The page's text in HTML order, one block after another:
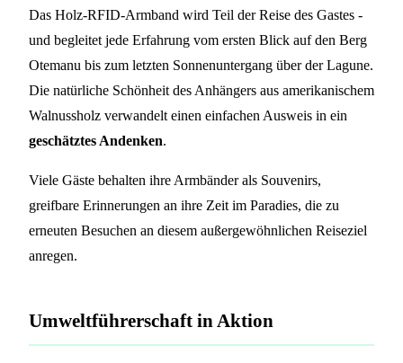
Das Holz-RFID-Armband wird Teil der Reise des Gastes -
und begleitet jede Erfahrung vom ersten Blick auf den Berg
Otemanu bis zum letzten Sonnenuntergang über der Lagune.
Die natürliche Schönheit des Anhängers aus amerikanischem
Walnussholz verwandelt einen einfachen Ausweis in ein
geschätztes Andenken.
Viele Gäste behalten ihre Armbänder als Souvenirs,
greifbare Erinnerungen an ihre Zeit im Paradies, die zu
erneuten Besuchen an diesem außergewöhnlichen Reiseziel
anregen.
Umweltführerschaft in Aktion